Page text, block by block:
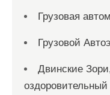
Грузовая
Грузовой
Двинские
оздоровительный